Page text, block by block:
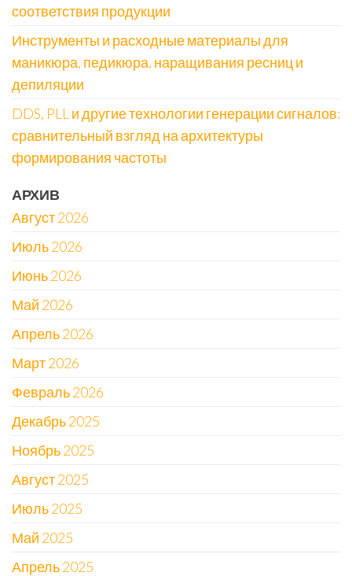
соответствия продукции
Инструменты и расходные материалы для
маникюра, педикюра, наращивания ресниц и
депиляции
DDS, PLL и другие технологии генерации сигналов:
сравнительный взгляд на архитектуры
формирования частоты
АРХИВ
Август 2026
Июль 2026
Июнь 2026
Май 2026
Апрель 2026
Март 2026
Февраль 2026
Декабрь 2025
Ноябрь 2025
Август 2025
Июль 2025
Май 2025
Апрель 2025